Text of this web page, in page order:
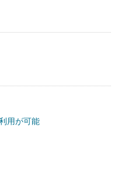
用が可能